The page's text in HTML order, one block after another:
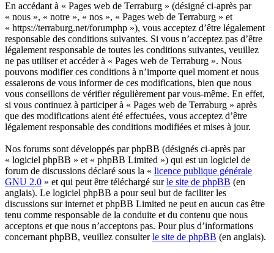
En accédant à « Pages web de Terraburg » (désigné ci-après par
« nous », « notre », « nos », « Pages web de Terraburg » et
« https://terraburg.net/forumphp »), vous acceptez d’être légalement
responsable des conditions suivantes. Si vous n’acceptez pas d’être
légalement responsable de toutes les conditions suivantes, veuillez
ne pas utiliser et accéder à « Pages web de Terraburg ». Nous
pouvons modifier ces conditions à n’importe quel moment et nous
essaierons de vous informer de ces modifications, bien que nous
vous conseillons de vérifier régulièrement par vous-même. En effet,
si vous continuez à participer à « Pages web de Terraburg » après
que des modifications aient été effectuées, vous acceptez d’être
légalement responsable des conditions modifiées et mises à jour.
Nos forums sont développés par phpBB (désignés ci-après par
« logiciel phpBB » et « phpBB Limited ») qui est un logiciel de
forum de discussions déclaré sous la « licence publique générale
GNU 2.0 » et qui peut être téléchargé surle site de phpBB (en
anglais). Le logiciel phpBB a pour seul but de faciliter les
discussions sur internet et phpBB Limited ne peut en aucun cas être
tenu comme responsable de la conduite et du contenu que nous
acceptons et que nous n’acceptons pas. Pour plus d’informations
concernant phpBB, veuillez consulterle site de phpBB (en anglais).